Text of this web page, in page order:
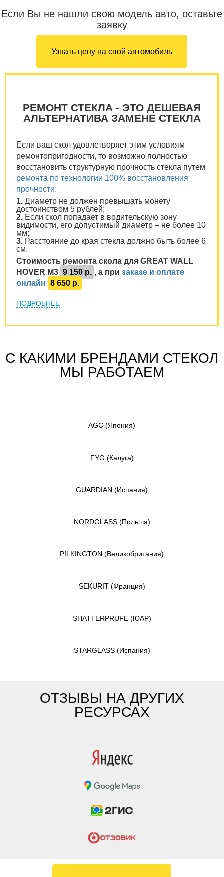
Если Вы не нашли свою модель авто, оставьте
заявку
Узнать цену на свой автомобиль
РЕМОНТ СТЕКЛА - ЭТО ДЕШЕВАЯ
АЛЬТЕРНАТИВА ЗАМЕНЕ СТЕКЛА
Если ваш скол удовлетворяет этим условиям
ремонтопригодности, то возможно полностью
восстановить структурную прочность стекла путем
ремонта по технологии 100% восстановления
прочности:
1. Диаметр не должен превышать монету
достоинством 5 рублей;
2. Если скол попадает в водительскую зону
видимости, его допустимый диаметр – не более 10
мм;
3. Расстояние до края стекла должно быть более 6
см.
Стоимость ремонта скола для GREAT WALL
HOVER M3 9 150 р. , а при заказе и оплате
онлайн 8 650 р.
ПОДРОБНЕЕ
С КАКИМИ БРЕНДАМИ СТЕКОЛ
МЫ РАБОТАЕМ
AGC (Япония)
FYG (Калуга)
GUARDIAN (Испания)
NORDGLASS (Польша)
PILKINGTON (Великобритания)
SEKURIT (Франция)
SHATTERPRUFE (ЮАР)
STARGLASS (Испания)
ОТЗЫВЫ НА ДРУГИХ
РЕСУРСАХ